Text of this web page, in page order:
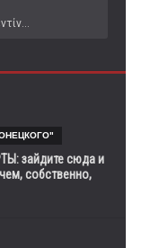
зайдите сюда и
собственно,